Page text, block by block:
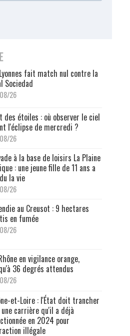
fait match nul contre la
Sociedad
26
des étoiles : où observer le ciel
l'éclipse de mercredi ?
26
à la base de loisirs La Plaine
: une jeune fille de 11 ans a
la vie
26
au Creusot : 9 hectares
en fumée
26
en vigilance orange,
36 degrés attendus
26
et-Loire : l'État doit trancher
carrière qu'il a déjà
en 2024 pour
illégale